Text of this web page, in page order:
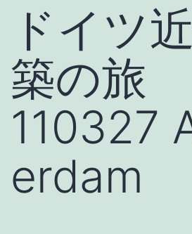
プ
ドイツ
築の旅
110327
erdam